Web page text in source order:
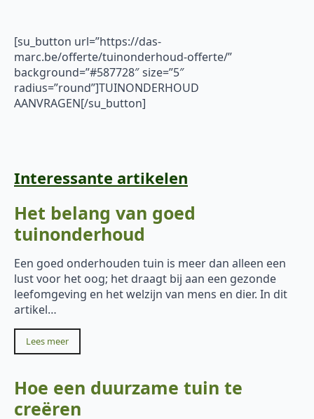
[su_button url=”https://das-
marc.be/offerte/tuinonderhoud-offerte/”
background=”#587728″ size=”5″
radius=”round”]TUINONDERHOUD
AANVRAGEN[/su_button]
Interessante artikelen
Het belang van goed
tuinonderhoud
Een goed onderhouden tuin is meer dan alleen een
lust voor het oog; het draagt bij aan een gezonde
leefomgeving en het welzijn van mens en dier. In dit
artikel…
Lees meer
Hoe een duurzame tuin te
creëren